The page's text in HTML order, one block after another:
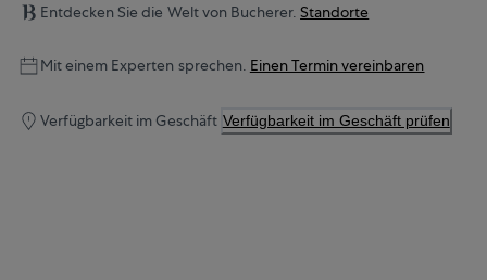
Entdecken Sie die Welt von Bucherer. Standorte
Mit einem Experten sprechen. Einen Termin vereinbaren
Verfügbarkeit im Geschäft Verfügbarkeit im Geschäft prüfen